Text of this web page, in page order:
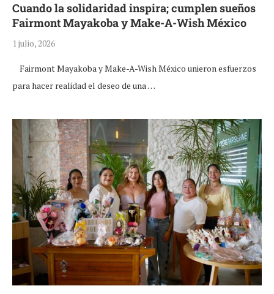
Cuando la solidaridad inspira; cumplen sueños
Fairmont Mayakoba y Make-A-Wish México
1 julio, 2026
Fairmont Mayakoba y Make-A-Wish México unieron esfuerzos
para hacer realidad el deseo de una …